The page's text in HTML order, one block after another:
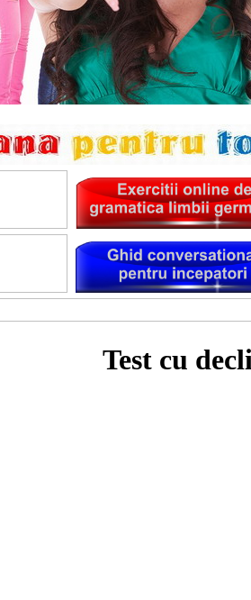
Test cu